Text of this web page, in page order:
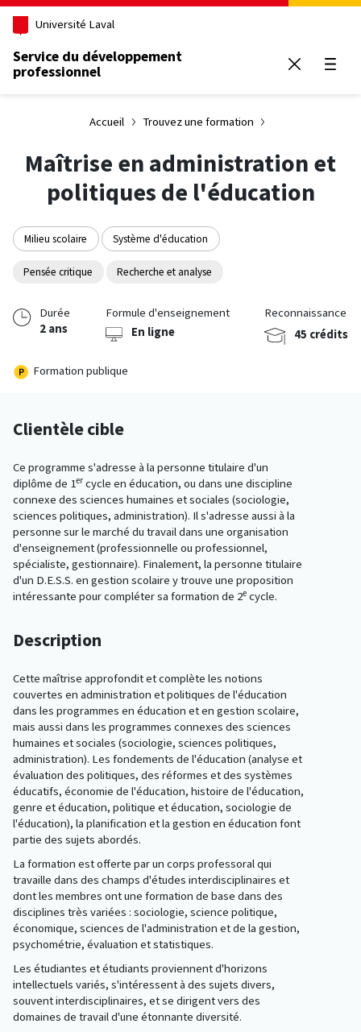
Aller au contenu principal
Université Laval
Service du développement
professionnel
Accueil Trouvez une formation
Maîtrise en administration et
politiques de l'éducation
Milieu scolaire Système d'éducation
Pensée critique Recherche et analyse
Durée
2 ans
Formule d'enseignement
En ligne
Reconnaissance
45 crédits
Formation publique
Clientèle cible
Ce programme s'adresse à la personne titulaire d'un
diplôme de 1er cycle en éducation, ou dans une discipline
connexe des sciences humaines et sociales (sociologie,
sciences politiques, administration). Il s'adresse aussi à la
personne sur le marché du travail dans une organisation
d'enseignement (professionnelle ou professionnel,
spécialiste, gestionnaire). Finalement, la personne titulaire
d'un D.E.S.S. en gestion scolaire y trouve une proposition
intéressante pour compléter sa formation de 2e cycle.
Description
Cette maîtrise approfondit et complète les notions
couvertes en administration et politiques de l'éducation
dans les programmes en éducation et en gestion scolaire,
mais aussi dans les programmes connexes des sciences
humaines et sociales (sociologie, sciences politiques,
administration). Les fondements de l'éducation (analyse et
évaluation des politiques, des réformes et des systèmes
éducatifs, économie de l'éducation, histoire de l'éducation,
genre et éducation, politique et éducation, sociologie de
l'éducation), la planification et la gestion en éducation font
partie des sujets abordés.
La formation est offerte par un corps professoral qui
travaille dans des champs d'études interdisciplinaires et
dont les membres ont une formation de base dans des
disciplines très variées : sociologie, science politique,
économique, sciences de l'administration et de la gestion,
psychométrie, évaluation et statistiques.
Les étudiantes et étudiants proviennent d'horizons
intellectuels variés, s'intéressent à des sujets divers,
souvent interdisciplinaires, et se dirigent vers des
domaines de travail d'une étonnante diversité.